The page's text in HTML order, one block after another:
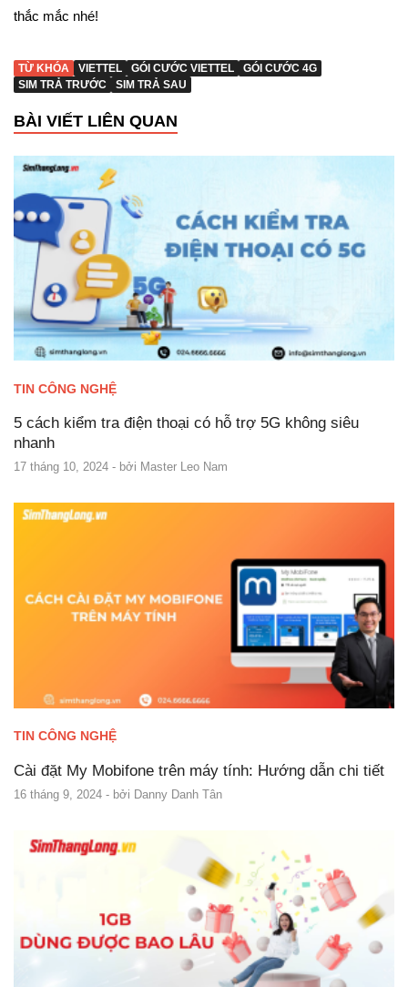
thắc mắc nhé!
TỪ KHÓA VIETTEL GÓI CƯỚC VIETTEL
GÓI CƯỚC 4G
SIM TRẢ TRƯỚC
SIM TRẢ SAU
BÀI VIẾT LIÊN QUAN
TIN CÔNG NGHỆ
5 cách kiểm tra điện thoại có hỗ trợ 5G không siêu
nhanh
17 tháng 10, 2024 - bởi Master Leo Nam
TIN CÔNG NGHỆ
Cài đặt My Mobifone trên máy tính: Hướng dẫn chi tiết
16 tháng 9, 2024 - bởi Danny Danh Tân